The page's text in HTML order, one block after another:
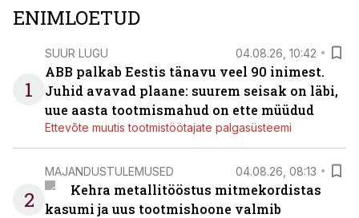
ENIMLOETUD
1
SUUR LUGU 04.08.26, 10:42
ABB palkab Eestis tänavu veel 90 inimest.
Juhid avavad plaane: suurem seisak on läbi,
uue aasta tootmismahud on ette müüdud
Ettevõte muutis tootmistöötajate palgasüsteemi
2
MAJANDUSTULEMUSED 04.08.26, 08:13
Kehra metallitööstus mitmekordistas
kasumi ja uus tootmishoone valmib